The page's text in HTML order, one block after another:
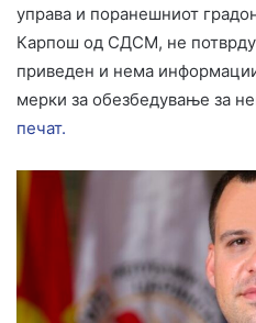
управа и поранешниот
Карпош од СДСМ, не
приведен и нема
мерки за обезбедување за
печат.